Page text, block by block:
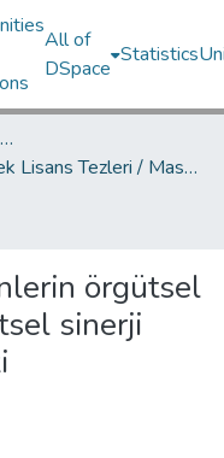
All of
DSpace
Statistics
Lisansüstü Eğitim Enstitüsü / Postgraduate Education Institute
Yüksek Lisans Tezleri / Master's Theses
örgütsel
sinerji